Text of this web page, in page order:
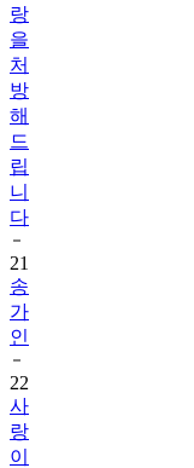
랑
을
처
방
해
드
립
니
다
21
송
가
인
22
사
랑
이